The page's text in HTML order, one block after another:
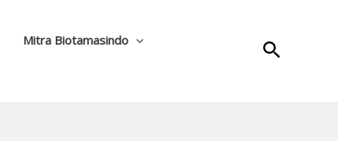
Mitra Biotamasindo
Cari